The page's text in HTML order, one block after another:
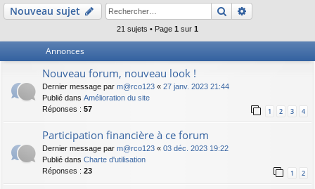
Nouveau sujet Rechercher
21 sujets • Page 1 sur 1
Annonces
Nouveau forum, nouveau look !
Dernier message par m@rco123 « 27 janv. 2023 21:44
Publié dans Amélioration du site
Réponses : 57 1 2 3 4
Participation financière à ce forum
Dernier message par m@rco123 « 03 déc. 2023 19:22
Publié dans Charte d'utilisation
Réponses : 23 1 2